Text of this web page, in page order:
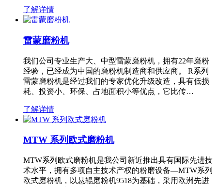
了解详情
雷蒙磨粉机
我们公司专业生产大、中型雷蒙磨粉机，拥有22年磨粉
经验，已经成为中国的磨粉机制造商和供应商。 R系列
雷蒙磨粉机是经过我们的专家优化升级改造，具有低损
耗、投资小、环保、占地面积小等优点，它比传…
了解详情
MTW 系列欧式磨粉机
MTW系列欧式磨粉机是我公司新近推出具有国际先进技
术水平，拥有多项自主技术产权的粉磨设备—MTW系列
欧式磨粉机，以悬辊磨粉机9518为基础，采用欧洲先进